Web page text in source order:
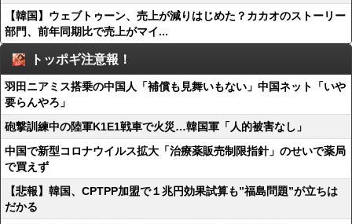
【韓国】ウェブトゥーン、売上が減りはじめた？カカオのストーリー
部門、前年同期比で売上がマイ...
トッポギ注意報！
羽田ニアミス搭乗の中国人「補償も見舞いもない」中国ネット「いや
要らんやろ」
砲撃訓練中の陸軍K1E1戦車で火災…韓国軍「人的被害なし」
中国で新型コロナウイルス拡大「治療薬販売制限指針」のせいで薬局
で買えず
【悲報】韓国、CPTPP加盟で１兆円効果試算も”福島問題”が立ちは
だかる